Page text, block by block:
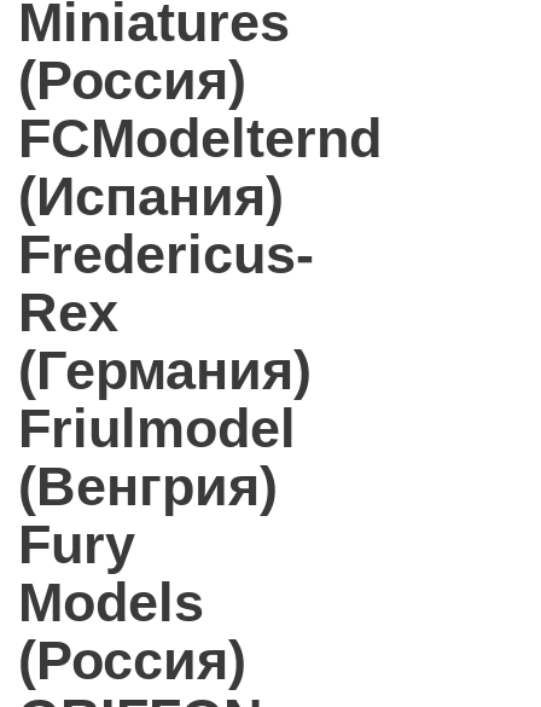
Miniatures
(Россия)
FCModelternd
(Испания)
Fredericus-
Rex
(Германия)
Friulmodel
(Венгрия)
Fury
Models
(Россия)